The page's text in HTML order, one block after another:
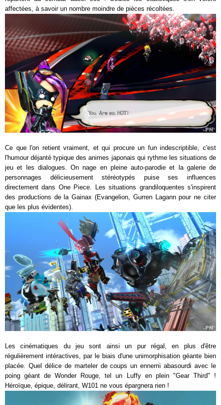
affectées, à savoir un nombre moindre de pièces récoltées.
Ce que l'on retient vraiment, et qui procure un fun indescriptible, c'est
l'humour déjanté typique des animes japonais qui rythme les situations de
jeu et les dialogues. On nage en pleine auto-parodie et la galerie de
personnages délicieusement stéréotypés puise ses influences
directement dans One Piece. Les situations grandiloquentes s'inspirent
des productions de la Gainax (Evangelion, Gurren Lagann pour ne citer
que les plus évidentes).
Les cinématiques du jeu sont ainsi un pur régal, en plus d'être
régulièrement intéractives, par le biais d'une unimorphisation géante bien
placée. Quel délice de marteler de coups un ennemi abasourdi avec le
poing géant de Wonder Rouge, tel un Luffy en plein "Gear Third" !
Héroïque, épique, délirant, W101 ne vous épargnera rien !